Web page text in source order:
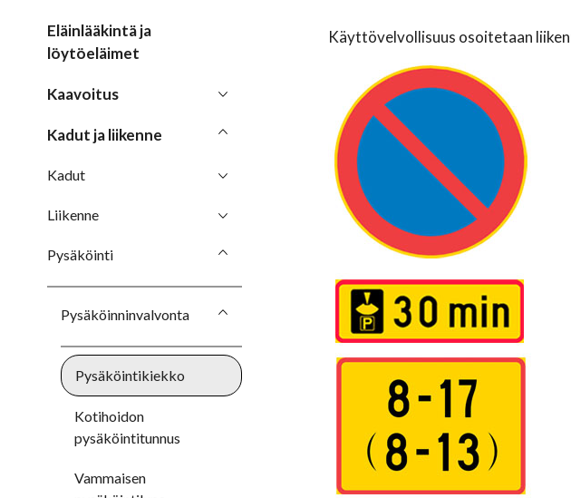
Eläinlääkintä ja
löytöeläimet
Kaavoitus
Kadut ja liikenne
Kadut
Liikenne
Pysäköinti
Pysäköinninvalvonta
Pysäköintikiekko
Kotihoidon
pysäköintitunnus
Vammaisen
Käyttövelvollisuus osoitetaan